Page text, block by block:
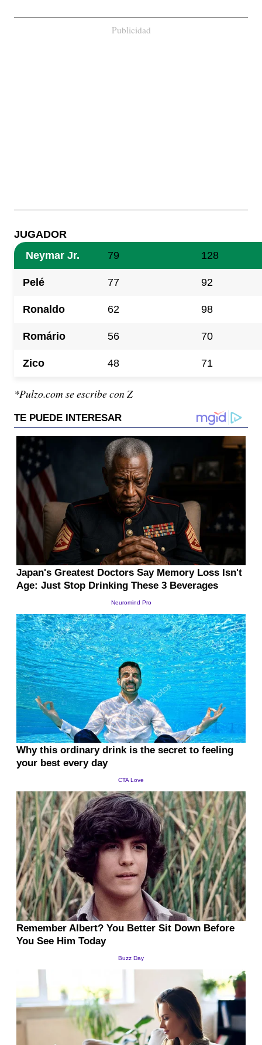
Publicidad
JUGADOR
Neymar Jr.
79 128
Pelé 77 92
Ronaldo 62 98
Romário 56 70
Zico 48 71
*Pulzo.com se escribe con Z